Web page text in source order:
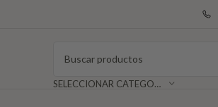
SELECCIONAR CATEGORÍA